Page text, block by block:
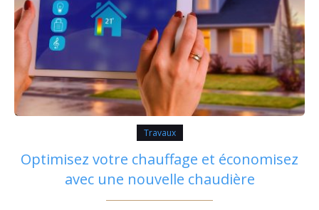
Travaux
Optimisez votre chauffage et économisez
avec une nouvelle chaudière